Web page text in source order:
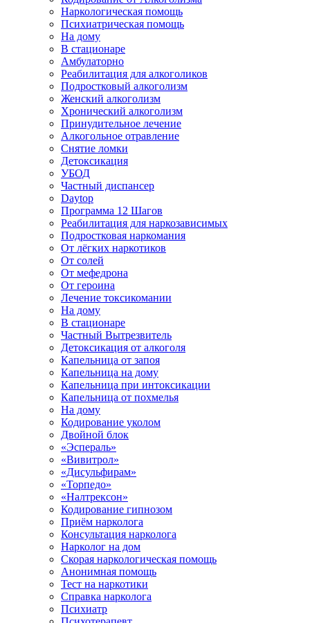
Наркологическая помощь
Психиатрическая помощь
На дому
В стационаре
Амбулаторно
Реабилитация для алкоголиков
Подростковый алкоголизм
Женский алкоголизм
Хронический алкоголизм
Принудительное лечение
Алкогольное отравление
Снятие ломки
Детоксикация
УБОД
Частный диспансер
Daytop
Программа 12 Шагов
Реабилитация для наркозависимых
Подростковая наркомания
От лёгких наркотиков
От солей
От мефедрона
От героина
Лечение токсикомании
На дому
В стационаре
Частный Вытрезвитель
Детоксикация от алкоголя
Капельница от запоя
Капельница на дому
Капельница при интоксикации
Капельница от похмелья
На дому
Кодирование уколом
Двойной блок
«Эспераль»
«Вивитрол»
«Дисульфирам»
«Торпедо»
«Налтрексон»
Кодирование гипнозом
Приём нарколога
Консультация нарколога
Нарколог на дом
Скорая наркологическая помощь
Анонимная помощь
Тест на наркотики
Справка нарколога
Психиатр